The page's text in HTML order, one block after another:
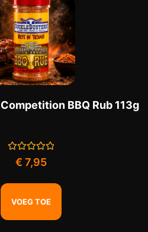
BBQ Rub 113g
Gewaardeerd
5
€ 7,95
VOEG TOE